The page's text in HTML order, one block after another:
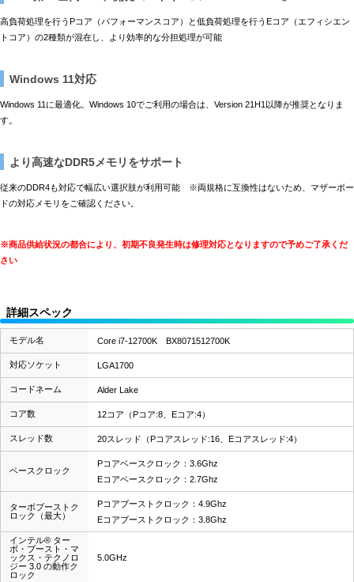
高負荷処理を行うPコア（パフォーマンスコア）と低負荷処理を行うEコア（エフィシエン
トコア）の2種類が混在し、より効率的な分担処理が可能
Windows 11対応
Windows 11に最適化。Windows 10でご利用の場合は、Version 21H1以降が推奨となりま
す。
より高速なDDR5メモリをサポート
従来のDDR4も対応で幅広い選択肢が利用可能 ※両規格に互換性はないため、マザーボー
ドの対応メモリをご確認ください。
※商品供給状況の都合により、初期不良発生時は修理対応となりますので予めご了承くだ
さい
詳細スペック
モデル名 Core i7-12700K BX8071512700K
対応ソケット LGA1700
コードネーム Alder Lake
コア数 12コア（Pコア:8、Eコア:4）
スレッド数 20スレッド（Pコアスレッド:16、Eコアスレッド:4）
ベースクロック
Pコアベースクロック：3.6Ghz
Eコアベースクロック：2.7Ghz
ターボブーストク
ロック（最大）
Pコアブーストクロック：4.9Ghz
Eコアブーストクロック：3.8Ghz
インテル® ター
ボ・ブースト・マ
ックス・テクノロ
ジー 3.0 の動作ク
ロック
5.0GHz